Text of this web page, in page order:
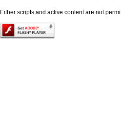
Either scripts and active content are not